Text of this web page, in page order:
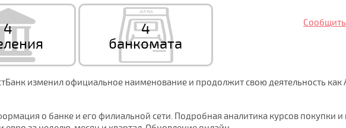
4
4
банкомата
изменил официальное наименование и продолжит свою деятельность как
о банке и его филиальной сети. Подробная аналитика курсов покупки